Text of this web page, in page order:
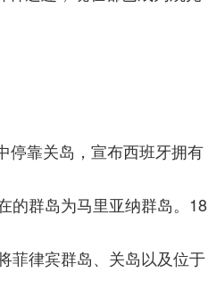
停靠关岛，宣布西班牙拥有
的群岛为马里亚纳群岛。18
菲律宾群岛、关岛以及位于